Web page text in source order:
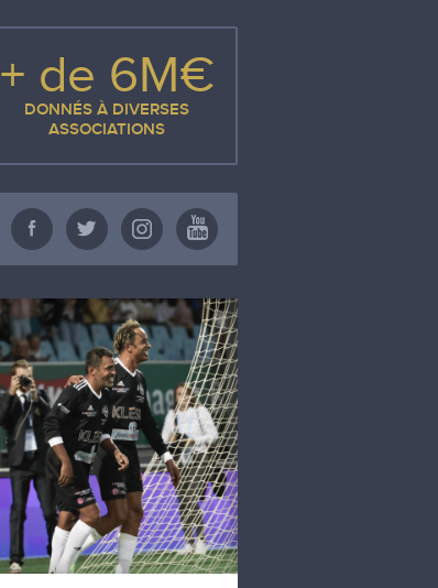
+ de 6M€
DONNÉS À DIVERSES
ASSOCIATIONS